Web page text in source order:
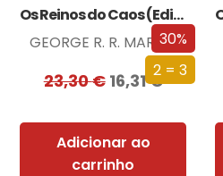
30%
2 = 3
Os Reinos do Caos (Edição especial limitada)
GEORGE R. R. MARTIN
23,30€ 16,31€
Adicionar ao
carrinho